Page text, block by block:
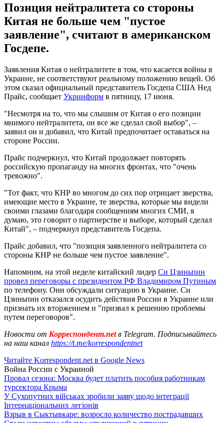
Позиция нейтралитета со стороны
Китая не больше чем "пустое
заявление", считают в американском
Госдепе.
Заявления Китая о нейтралитете в том, что касается войны в
Украине, не соответствуют реальному положению вещей. Об
этом сказал официальный представитель Госдепа США Нед
Прайс, сообщает Укринформ в пятницу, 17 июня.
"Несмотря на то, что мы слышим от Китая о его позиции
мнимого нейтралитета, он все же сделал свой выбор", –
заявил он и добавил, что Китай предпочитает оставаться на
стороне России.
Прайс подчеркнул, что Китай продолжает повторять
российскую пропаганду на многих фронтах, что "очень
тревожно".
"Тот факт, что КНР во многом до сих пор отрицает зверства,
имеющие место в Украине, те зверства, которые мы видели
своими глазами благодаря сообщениям многих СМИ, я
думаю, это говорит о партнерстве и выборе, который сделал
Китай", – подчеркнул представитель Госдепа.
Прайс добавил, что "позиция заявленного нейтралитета со
стороны КНР не больше чем пустое заявление".
Напомним, на этой неделе китайский лидер Си Цзиньпин
провел переговоры с президентом РФ Владимиром Путиным
по телефону. Они обсуждали ситуацию в Украине. Си
Цзиньпин отказался осудить действия России в Украине или
признать их вторжением и "призвал к решению проблемы
путем переговоров".
Новости от Корреспондент.netв Telegram. Подписывайтесь
на наш канал https://t.me/korrespondentnet
Читайте Korrespondent.net в Google News
Война России с Украиной
Провал сезона: Москва будет платить пособия работникам
турсектора Крыма
У Сухопутних військах зробили заяву щодо інтеграції
Інтернаціональних легіонів
Взрыв в Сыктывкаре: возросло количество пострадавших